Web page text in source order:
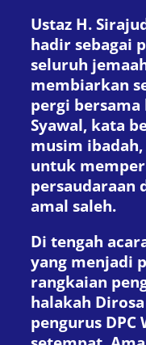
Ustaz H.
hadir sebagai
seluruh
membiarkan
pergi bersama
Syawal, kata
musim
untuk
persaudaraan
amal saleh.
Di tengah
yang menjadi
rangkaian
halakah
pengurus DPC